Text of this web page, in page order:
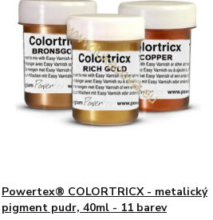
Powertex® COLORTRICX - metalický
pigment pudr, 40ml - 11 barev